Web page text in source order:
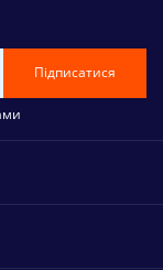
Підписатися